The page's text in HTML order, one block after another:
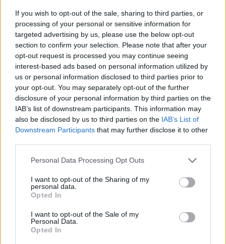
If you wish to opt-out of the sale, sharing to third parties, or
processing of your personal or sensitive information for
targeted advertising by us, please use the below opt-out
section to confirm your selection. Please note that after your
opt-out request is processed you may continue seeing
interest-based ads based on personal information utilized by
us or personal information disclosed to third parties prior to
your opt-out. You may separately opt-out of the further
disclosure of your personal information by third parties on the
IAB’s list of downstream participants. This information may
also be disclosed by us to third parties on the IAB’s List of
Downstream Participants that may further disclose it to other
Personal Data Processing Opt Outs
I want to opt-out of the Sharing of my
personal data.
Opted In
I want to opt-out of the Sale of my
Personal Data.
Opted In
confermiamo la nostra voglia di offrire sempre il meglio a chi sceglie i
nostri prodotti, permettendo loro di esprimere a pieno la propria
creatività e raccontare l’unicità del proprio punto di vista. La
competizione Prospettiva Personale, inoltre, ancora una volta ci dà
la possibilità di sostenere le passioni delle persone e premiare il loro
” ha commentato Lindoro Ettore Patriarca, Direttore
Marketing Consumer Business Group Huawei Italia.
Condividi questo articolo:
Stampa
Vuoi ricevere gli aggiornamenti delle news di TecnoGazzetta?
Inserisci nome ed indirizzo E-Mail: